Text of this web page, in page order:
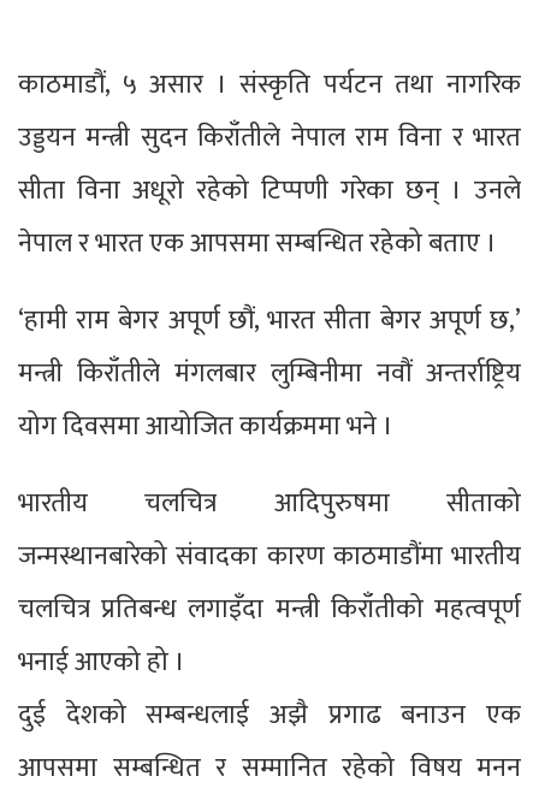
काठमाडौं, ५ असार । संस्कृति पर्यटन तथा नागरिक
उड्डयन मन्त्री सुदन किराँतीले नेपाल राम विना र भारत
सीता विना अधूरो रहेको टिप्पणी गरेका छन् । उनले
नेपाल र भारत एक आपसमा सम्बन्धित रहेको बताए ।
‘हामी राम बेगर अपूर्ण छौं, भारत सीता बेगर अपूर्ण छ,’
मन्त्री किराँतीले मंगलबार लुम्बिनीमा नवौं अन्तर्राष्ट्रिय
योग दिवसमा आयोजित कार्यक्रममा भने ।
भारतीय चलचित्र आदिपुरुषमा सीताको
जन्मस्थानबारेको संवादका कारण काठमाडौंमा भारतीय
चलचित्र प्रतिबन्ध लगाइँदा मन्त्री किराँतीको महत्वपूर्ण
भनाई आएको हो ।
दुई देशको सम्बन्धलाई अझै प्रगाढ बनाउन एक
आपसमा सम्बन्धित र सम्मानित रहेको विषय मनन